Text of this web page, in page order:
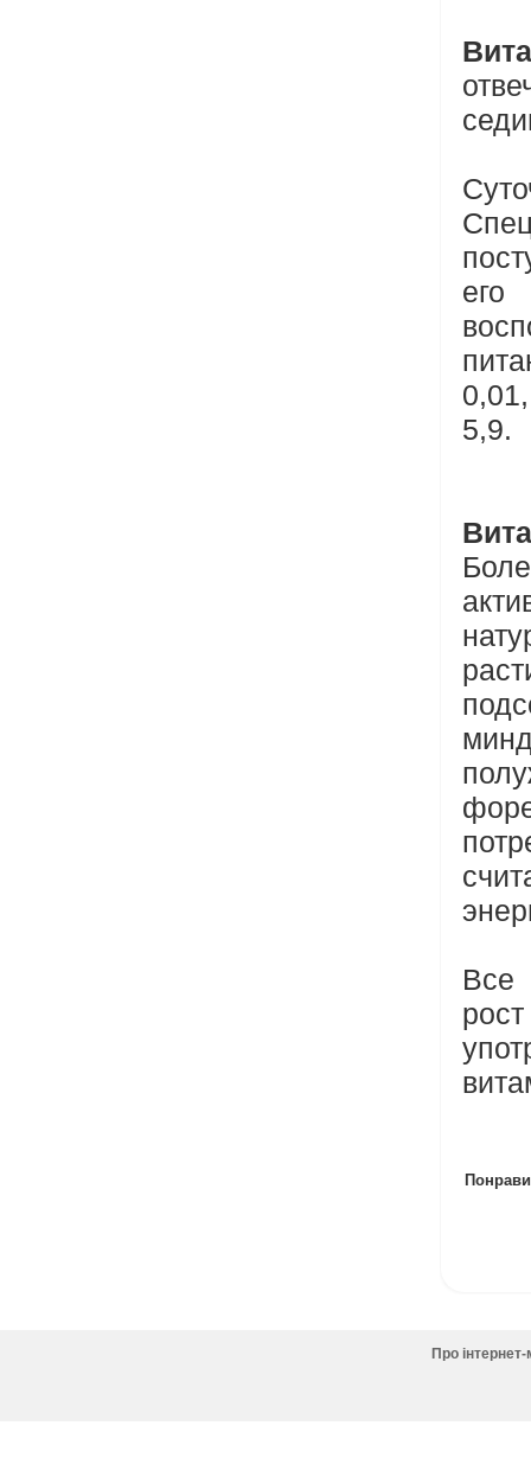
его
5,9.
Все
Про